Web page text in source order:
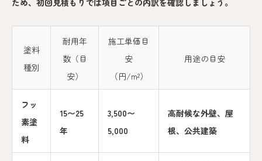
ため、初回見積もりでは項目ごとの内訳を確認しましょう。
塗料
種別
耐用年
数（目
安）
施工単価目
安
（円/m²）
用途の目安
フッ
素塗
料
15〜25
年
3,500〜
5,000
高耐候な外壁、屋
根、公共建築